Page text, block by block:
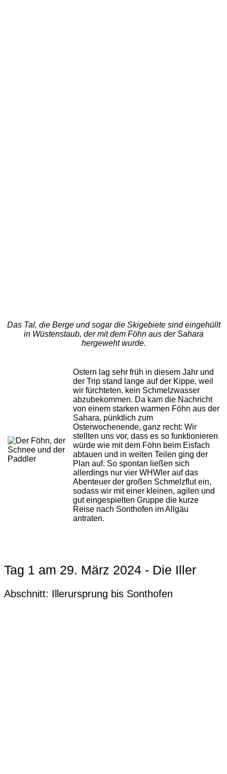
Das Tal, die Berge und sogar die Skigebiete sind eingehüllt
in Wüstenstaub, der mit dem Föhn aus der Sahara
hergeweht wurde.
Ostern lag sehr früh in diesem Jahr und
der Trip stand lange auf der Kippe, weil
wir fürchteten, kein Schmelzwasser
abzubekommen. Da kam die Nachricht
von einem starken warmen Föhn aus der
Sahara, pünktlich zum
Osterwochenende, ganz recht: Wir
stellten uns vor, dass es so funktionieren
würde wie mit dem Föhn beim Eisfach
abtauen und in weiten Teilen ging der
Plan auf. So spontan ließen sich
allerdings nur vier WHWler auf das
Abenteuer der großen Schmelzflut ein,
sodass wir mit einer kleinen, agilen und
gut eingespielten Gruppe die kurze
Reise nach Sonthofen im Allgäu
antraten.
Tag 1 am 29. März 2024 - Die Iller
Abschnitt: Illerursprung bis Sonthofen